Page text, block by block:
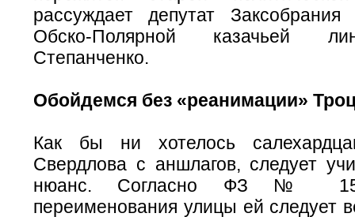
рассуждает депутат
Обско-Полярной казачьей
Степанченко.
Обойдемся без «реанимации»
Как бы ни хотелось
Свердлова с аншлагов, следует
нюанс. Согласно ФЗ №
переименования улицы ей следует